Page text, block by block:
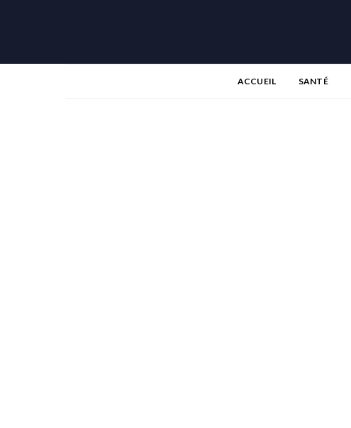
ACCUEIL SANTÉ